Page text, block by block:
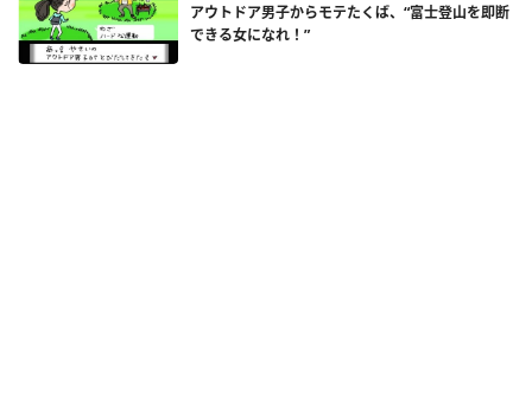
アウトドア男子からモテたくば、“富士登山を即断
できる女になれ！”